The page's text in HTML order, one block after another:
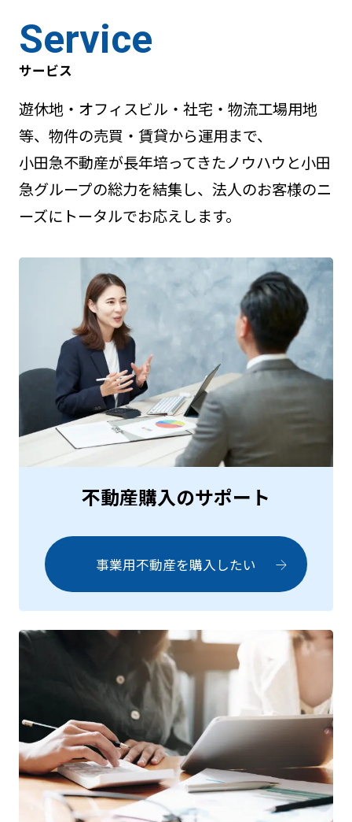
Service
サービス
遊休地・オフィスビル・社宅・物流工場用地
等、物件の売買・賃貸から運用まで、
小田急不動産が長年培ってきたノウハウと小田
急グループの総力を結集し、法人のお客様のニ
ーズにトータルでお応えします。
不動産購入のサポート
事業用不動産を購入したい